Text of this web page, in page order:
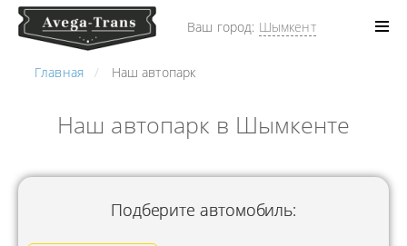
Ваш город: Шымкент
Главная Наш автопарк
Наш автопарк в Шымкенте
Подберите автомобиль: